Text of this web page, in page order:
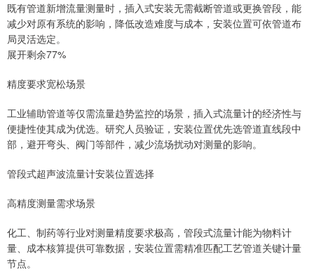
既有管道新增流量测量时，插入式安装无需截断管道或更换管段，能
减少对原有系统的影响，降低改造难度与成本，安装位置可依管道布
局灵活选定。
展开剩余77%
精度要求宽松场景
工业辅助管道等仅需流量趋势监控的场景，插入式流量计的经济性与
便捷性使其成为优选。研究人员验证，安装位置优先选管道直线段中
部，避开弯头、阀门等部件，减少流场扰动对测量的影响。
管段式超声波流量计安装位置选择
高精度测量需求场景
化工、制药等行业对测量精度要求极高，管段式流量计能为物料计
量、成本核算提供可靠数据，安装位置需精准匹配工艺管道关键计量
节点。